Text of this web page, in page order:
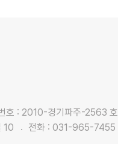
호 : 2010-경기파주-2563 호
10 전화 : 031-965-7455